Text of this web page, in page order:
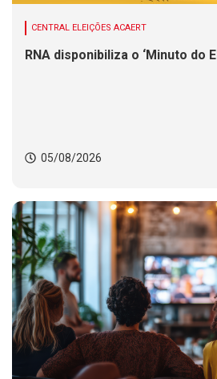
CENTRAL ELEIÇÕES ACAERT
RNA disponibiliza o ‘Minuto do
05/08/2026